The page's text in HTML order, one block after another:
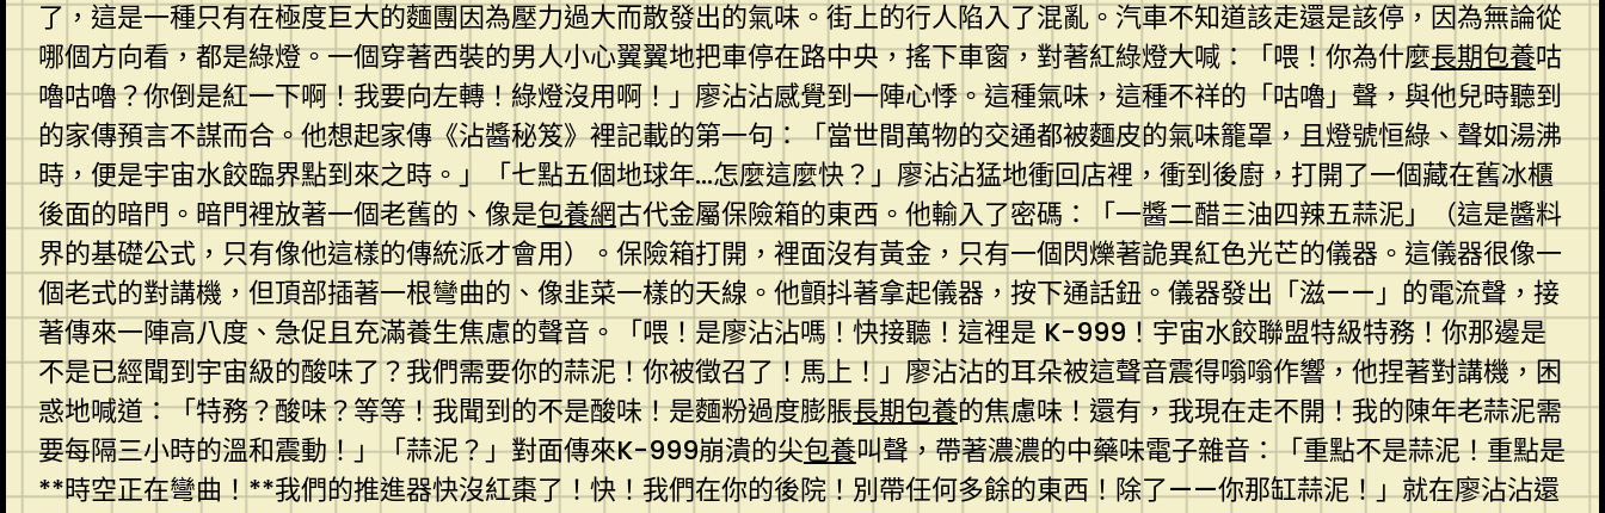
了，這是一種只有在極度巨大的麵團因為壓力過大而散發出的氣味。街上的行人陷入了混亂。汽車不知道該走還是該停，因為無論從
哪個方向看，都是綠燈。一個穿著西裝的男人小心翼翼地把車停在路中央，搖下車窗，對著紅綠燈大喊：「喂！你為什麼長期包養咕
嚕咕嚕？你倒是紅一下啊！我要向左轉！綠燈沒用啊！」廖沾沾感覺到一陣心悸。這種氣味，這種不祥的「咕嚕」聲，與他兒時聽到
的家傳預言不謀而合。他想起家傳《沾醬秘笈》裡記載的第一句：「當世間萬物的交通都被麵皮的氣味籠罩，且燈號恒綠、聲如湯沸
時，便是宇宙水餃臨界點到來之時。」「七點五個地球年…怎麼這麼快？」廖沾沾猛地衝回店裡，衝到後廚，打開了一個藏在舊冰櫃
後面的暗門。暗門裡放著一個老舊的、像是包養網古代金屬保險箱的東西。他輸入了密碼：「一醬二醋三油四辣五蒜泥」（這是醬料
界的基礎公式，只有像他這樣的傳統派才會用）。保險箱打開，裡面沒有黃金，只有一個閃爍著詭異紅色光芒的儀器。這儀器很像一
個老式的對講機，但頂部插著一根彎曲的、像韭菜一樣的天線。他顫抖著拿起儀器，按下通話鈕。儀器發出「滋——」的電流聲，接
著傳來一陣高八度、急促且充滿養生焦慮的聲音。「喂！是廖沾沾嗎！快接聽！這裡是 K-999！宇宙水餃聯盟特級特務！你那邊是
不是已經聞到宇宙級的酸味了？我們需要你的蒜泥！你被徵召了！馬上！」廖沾沾的耳朵被這聲音震得嗡嗡作響，他捏著對講機，困
惑地喊道：「特務？酸味？等等！我聞到的不是酸味！是麵粉過度膨脹長期包養的焦慮味！還有，我現在走不開！我的陳年老蒜泥需
要每隔三小時的溫和震動！」「蒜泥？」對面傳來K-999崩潰的尖包養叫聲，帶著濃濃的中藥味電子雜音：「重點不是蒜泥！重點是
**時空正在彎曲！**我們的推進器快沒紅棗了！快！我們在你的後院！別帶任何多餘的東西！除了——你那缸蒜泥！」就在廖沾沾還